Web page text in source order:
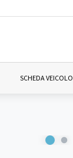
SCHEDA VEICOLO